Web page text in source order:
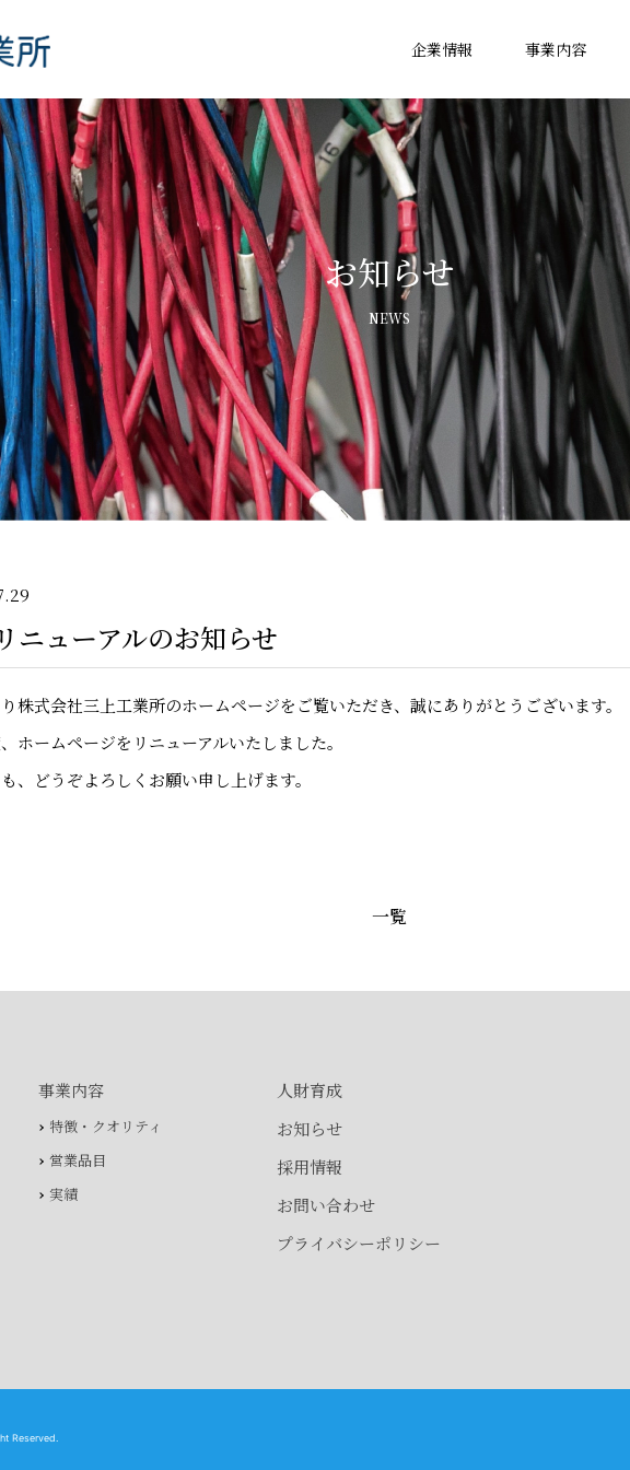
企業情報 事業内容
お知らせ
NEWS
ニューアルのお知らせ
株式会社三上工業所のホームページをご覧いただき、誠にありがとうございます。
ホームページをリニューアルいたしました。
、どうぞよろしくお願い申し上げます。
一覧
事業内容
特徴・クオリティ
営業品目
実績
人財育成
お知らせ
採用情報
お問い合わせ
プライバシーポリシー
Reserved.